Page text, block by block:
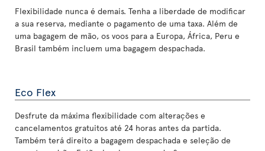
Flexibilidade nunca é demais. Tenha a liberdade de modificar
a sua reserva, mediante o pagamento de uma taxa. Além de
uma bagagem de mão, os voos para a Europa, África, Peru e
Brasil também incluem uma bagagem despachada.
Eco Flex
Desfrute da máxima flexibilidade com alterações e
cancelamentos gratuitos até 24 horas antes da partida.
Também terá direito a bagagem despachada e seleção de